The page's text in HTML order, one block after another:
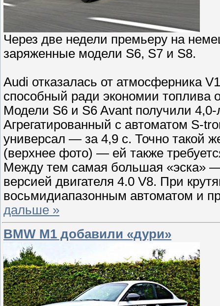
Через две недели премьеру на
заряженные модели S6, S7 и S8.
Audi отказалась от атмосферника
способный ради экономии топлива
Модели S6 и S6 Avant получили
Агрегатированный с автоматом S-
универсал — за 4,9 с. Точно такой
(верхнее фото) — ей также
Между тем самая большая «эска»
версией двигателя 4.0 V8. При
восьмидиапазонным автоматом и
дальше »
BMW M1 добавили «дури»